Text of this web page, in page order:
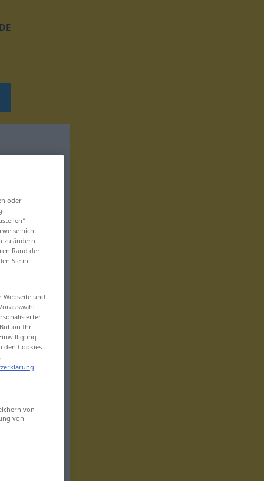
DE
oder
nicht
zu ändern
Rand der
Sie in
und
Ihr
den Cookies
.
von
von